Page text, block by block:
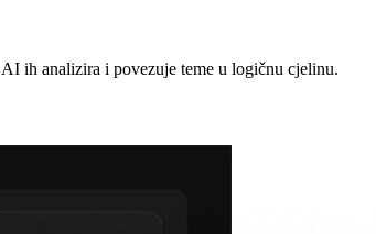
ih analizira i povezuje teme u logičnu cjelinu.